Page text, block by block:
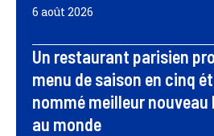
6 août 2026
Un restaurant parisien
menu de saison en cinq
nommé meilleur
au monde